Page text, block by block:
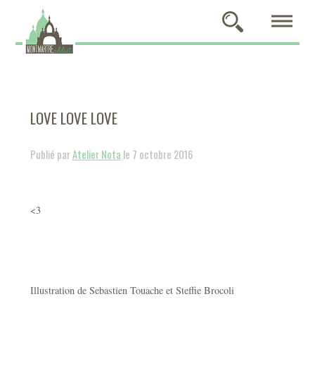
LOVE LOVE LOVE
Publié parAtelier Nota le 7 octobre 2016
<3
Illustration de Sebastien Touache et Steffie Brocoli